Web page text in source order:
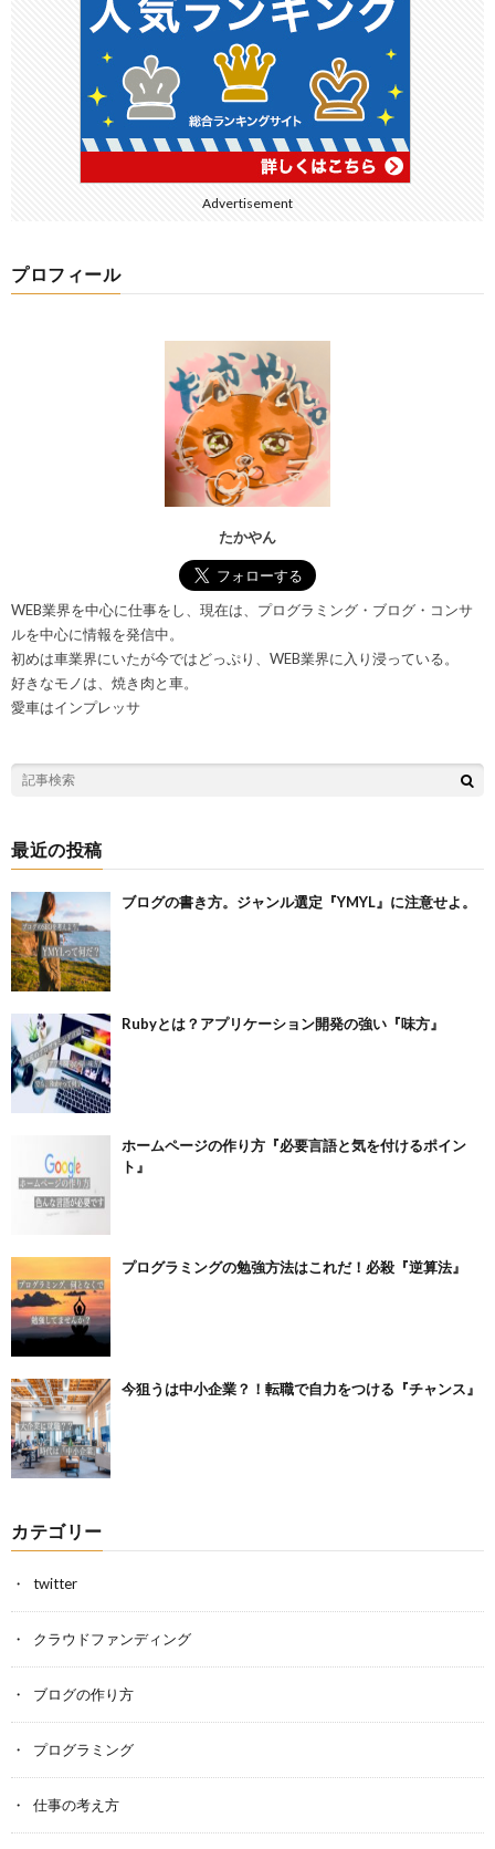
Advertisement
プロフィール
たかやん
WEB業界を中心に仕事をし、現在は、プログラミング・ブログ・コンサ
ルを中心に情報を発信中。
初めは車業界にいたが今ではどっぷり、WEB業界に入り浸っている。
好きなモノは、焼き肉と車。
愛車はインプレッサ
最近の投稿
ブログの書き方。ジャンル選定『YMYL』に注意せよ。
Rubyとは？アプリケーション開発の強い『味方』
ホームページの作り方『必要言語と気を付けるポイン
ト』
プログラミングの勉強方法はこれだ！必殺『逆算法』
今狙うは中小企業？！転職で自力をつける『チャンス』
カテゴリー
twitter
クラウドファンディング
ブログの作り方
プログラミング
仕事の考え方